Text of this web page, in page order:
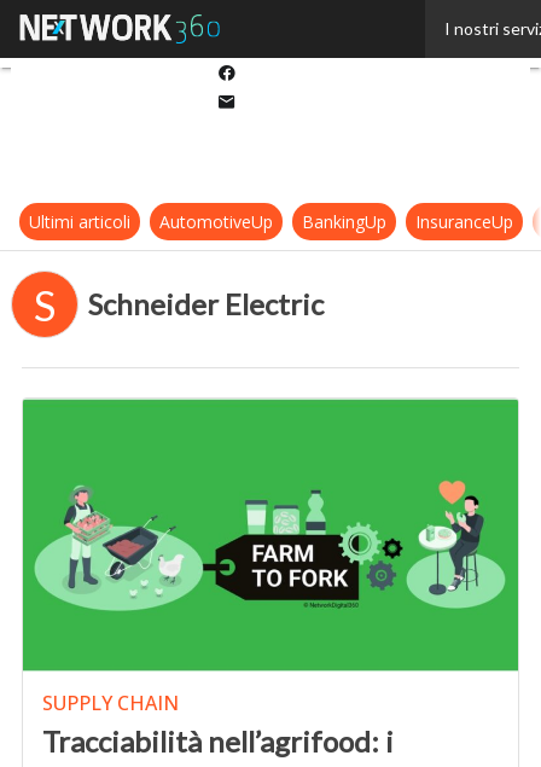
I nostri
Ultimi articoli AutomotiveUp BankingUp InsuranceUp
S Schneider Electric
SUPPLY CHAIN
Tracciabilità nell’agrifood: i